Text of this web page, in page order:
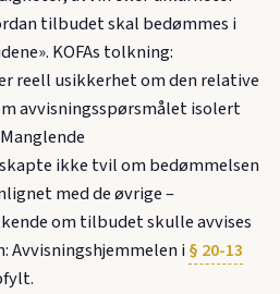
tilbudet skal bedømmes i
KOFAs tolkning:
reell usikkerhet om den relative
avvisningsspørsmålet isolert
ikke tvil om bedømmelsen
med de øvrige –
om tilbudet skulle avvises
Avvisningshjemmelen i§ 20-13